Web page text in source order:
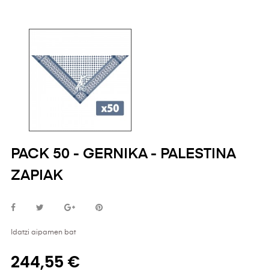
PACK 50 - GERNIKA - PALESTINA
ZAPIAK
Idatzi aipamen bat
244,55 €